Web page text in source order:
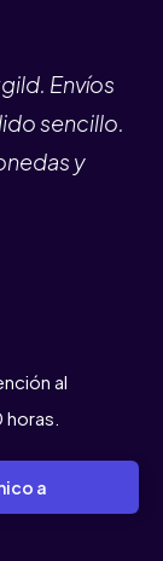
Envíos
sencillo.
y
al